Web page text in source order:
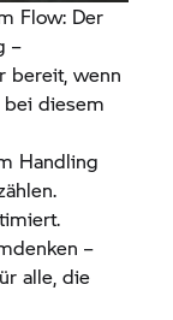
Flow: Der
–
bereit, wenn
diesem
Handling
–
alle, die